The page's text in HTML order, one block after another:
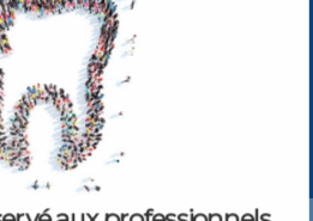
NOTRE NEWSLETTER
informations sur les événements,
et les offres.